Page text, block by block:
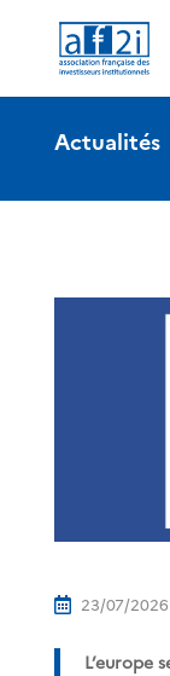
Actualités
 23/07/2026
L’europe